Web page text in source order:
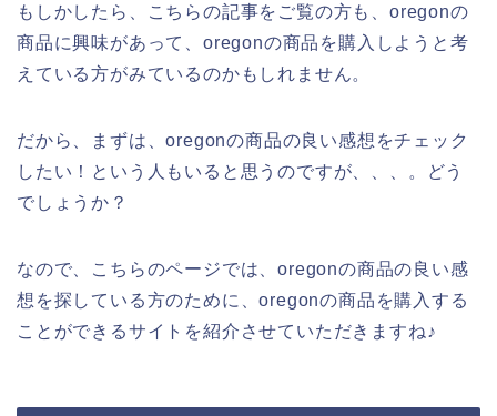
もしかしたら、こちらの記事をご覧の方も、oregonの
商品に興味があって、oregonの商品を購入しようと考
えている方がみているのかもしれません。
だから、まずは、oregonの商品の良い感想をチェック
したい！という人もいると思うのですが、、、。どう
でしょうか？
なので、こちらのページでは、oregonの商品の良い感
想を探している方のために、oregonの商品を購入する
ことができるサイトを紹介させていただきますね♪